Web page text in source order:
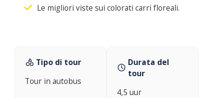
Le migliori viste sui colorati carri floreali.
Tipo di tour
Tour in autobus
Durata del
tour
4,5 uur